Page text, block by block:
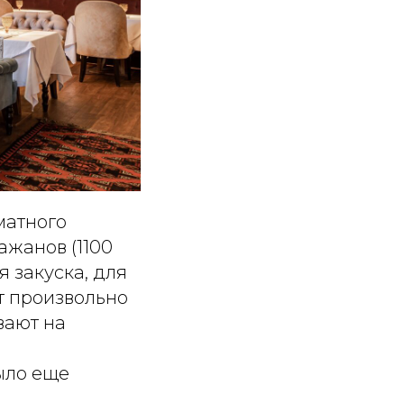
(1100
закуска, для
на
еще